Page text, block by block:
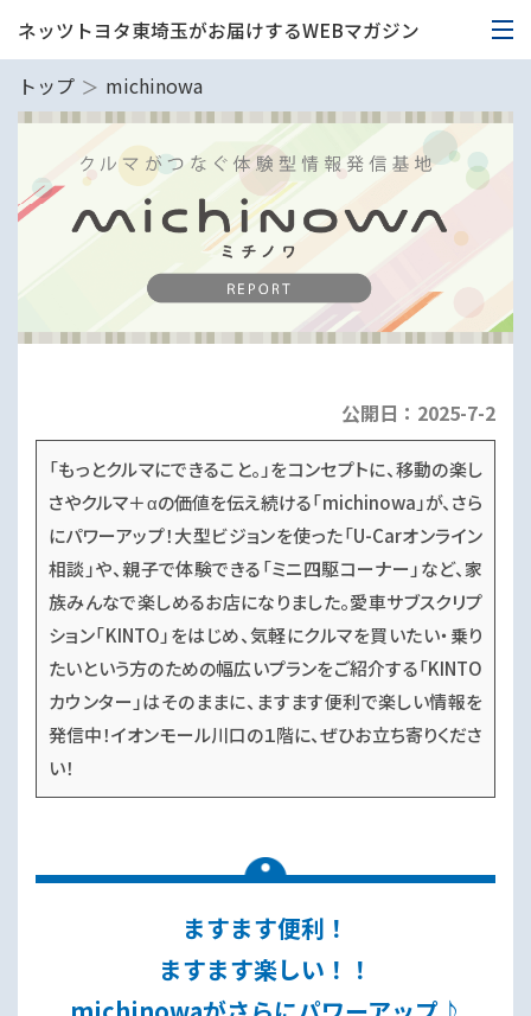
ネッツトヨタ東埼玉がお届けするWEBマガジン
トップ michinowa
公開日： 2025-7-2
「もっとクルマにできること。」をコンセプトに、移動の楽し
さやクルマ＋αの価値を伝え続ける「michinowa」が、さら
にパワーアップ！大型ビジョンを使った「U-Carオンライン
相談」や、親子で体験できる「ミニ四駆コーナー」など、家
族みんなで楽しめるお店になりました。愛車サブスクリプ
ション「KINTO」をはじめ、気軽にクルマを買いたい・乗り
たいという方のための幅広いプランをご紹介する「KINTO
カウンター」はそのままに、ますます便利で楽しい情報を
発信中！イオンモール川口の１階に、ぜひお立ち寄りくださ
い！
ますます便利！
ますます楽しい！！